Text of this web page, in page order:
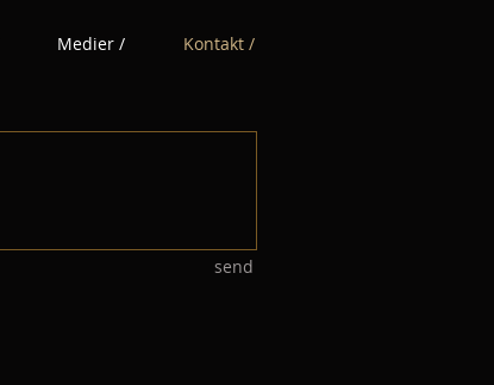
Medier / Kontakt /
send